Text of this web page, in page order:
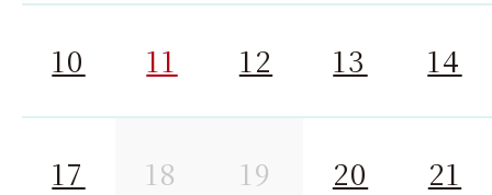
10 11 12 13 14
17 18 19 20 21